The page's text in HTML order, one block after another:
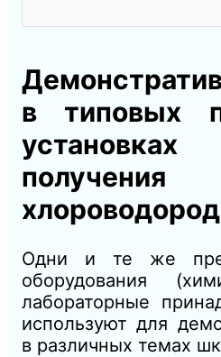
в типовых
получения
Одни и те же
оборудования
лабораторные
используют для
в различных темах